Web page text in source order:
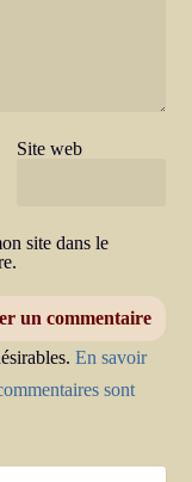
Site web
site dans le
En savoir
sont